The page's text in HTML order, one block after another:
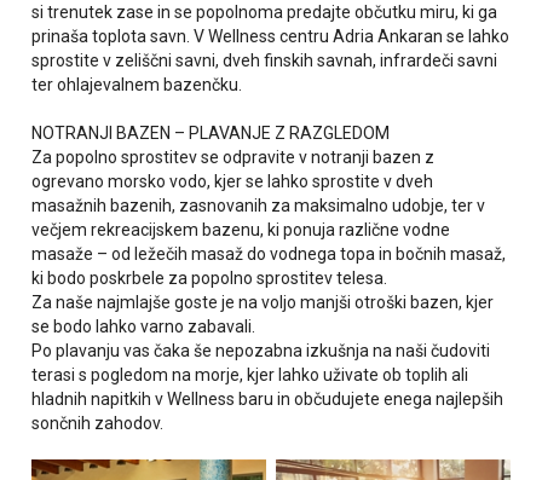
si trenutek zase in se popolnoma predajte občutku miru, ki ga
prinaša toplota savn. V Wellness centru Adria Ankaran se lahko
sprostite v zeliščni savni, dveh finskih savnah, infrardeči savni
ter ohlajevalnem bazenčku.
NOTRANJI BAZEN – PLAVANJE Z RAZGLEDOM
Za popolno sprostitev se odpravite v notranji bazen z
ogrevano morsko vodo, kjer se lahko sprostite v dveh
masažnih bazenih, zasnovanih za maksimalno udobje, ter v
večjem rekreacijskem bazenu, ki ponuja različne vodne
masaže – od ležečih masaž do vodnega topa in bočnih masaž,
ki bodo poskrbele za popolno sprostitev telesa.
Za naše najmlajše goste je na voljo manjši otroški bazen, kjer
se bodo lahko varno zabavali.
Po plavanju vas čaka še nepozabna izkušnja na naši čudoviti
terasi s pogledom na morje, kjer lahko uživate ob toplih ali
hladnih napitkih v Wellness baru in občudujete enega najlepših
sončnih zahodov.